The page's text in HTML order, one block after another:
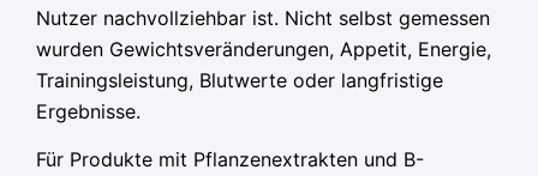
Nutzer nachvollziehbar ist. Nicht selbst gemessen
wurden Gewichtsveränderungen, Appetit, Energie,
Trainingsleistung, Blutwerte oder langfristige
Ergebnisse.
Für Produkte mit Pflanzenextrakten und B-